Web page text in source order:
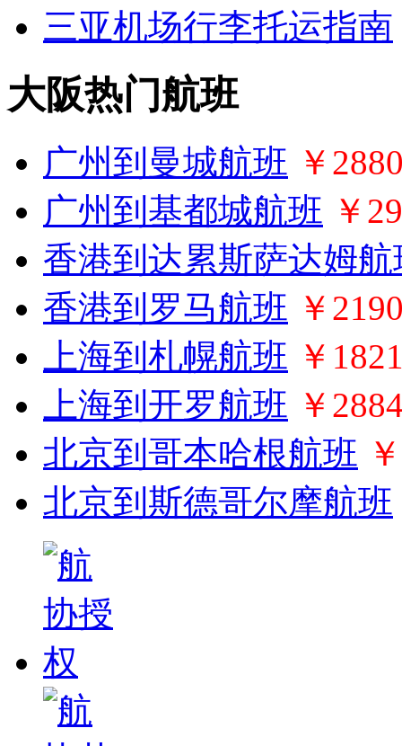
三亚机场行李托运指南
大阪热门航班
广州到曼城航班 ￥
广州到基都城航班 ￥
香港到达累斯萨达姆航
香港到罗马航班 ￥
上海到札幌航班 ￥
上海到开罗航班 ￥
北京到哥本哈根航班
北京到斯德哥尔摩航班